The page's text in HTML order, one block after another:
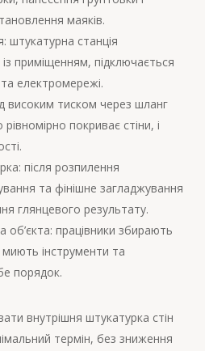
маяків.
станція
приміщенням, підключається
електромережі.
високим тиском через шланг
покриває стіни, і
після розпилення
та фінішне загладжування
глянцевого результату.
об’єкта: працівники збирають
інструменти та
порядок.
внутрішня штукатурка стін
термін, без зниження